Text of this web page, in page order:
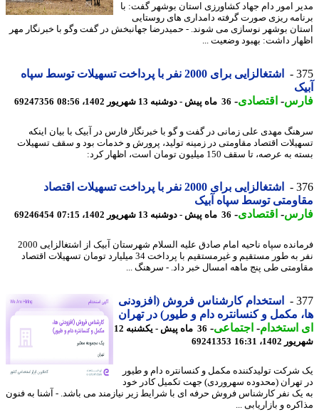
امور دام جهاد کشاورزی استان بوشهر گفت: با
ریزی صورت گرفته دامداری های روستایی
بوشهر نوسازی می شوند. - حمیدرضا جهانبخش در گفت وگو با خبرنگار مهر
داشت: بهبود وضعیت ...
اشتغالزایی برای 2000 نفر با پرداخت تسهیلات توسط سپاه
-اقتصادی-36 ماه پیش - دوشنبه 13 شهریور 1402، 08:56 69247356
مهدی علی زمانی در گفت و گو با خبرنگار فارس در آبیک با بیان اینکه
اقتصاد مقاومتی در زمینه تولید، پرورش و خدمات بود و سقف تسهیلات
عرصه، تا سقف 150 میلیون تومان است، اظهار کرد:
اشتغالزایی برای 2000 نفر با پرداخت تسهیلات اقتصاد
توسط سپاه آبیک
-اقتصادی-36 ماه پیش - دوشنبه 13 شهریور 1402، 07:15 69246454
فرمانده سپاه ناحیه امام صادق علیه السلام شهرستان آبیک از اشتغالزایی 2000
نفر به طور مستقیم و غیرمستقیم با پرداخت 34 میلیارد تومان تسهیلات اقتصاد
طی پنج ماهه امسال خبر داد. - سرهنگ ...
استخدام کارشناس فروش (افزودنی
مکمل و کنسانتره دام و طیور) در تهران
استخدام- اجتماعی-
36 ماه پیش - یکشنبه 12
16:31
69241353
تولیدکننده مکمل و کنسانتره دام و طیور
(محدوده سهروردی) جهت تکمیل کادر خود
نفر کارشناس فروش حرفه ای با شرایط زیر نیازمند می باشد. - آشنا به فنون
و بازاریابی ...